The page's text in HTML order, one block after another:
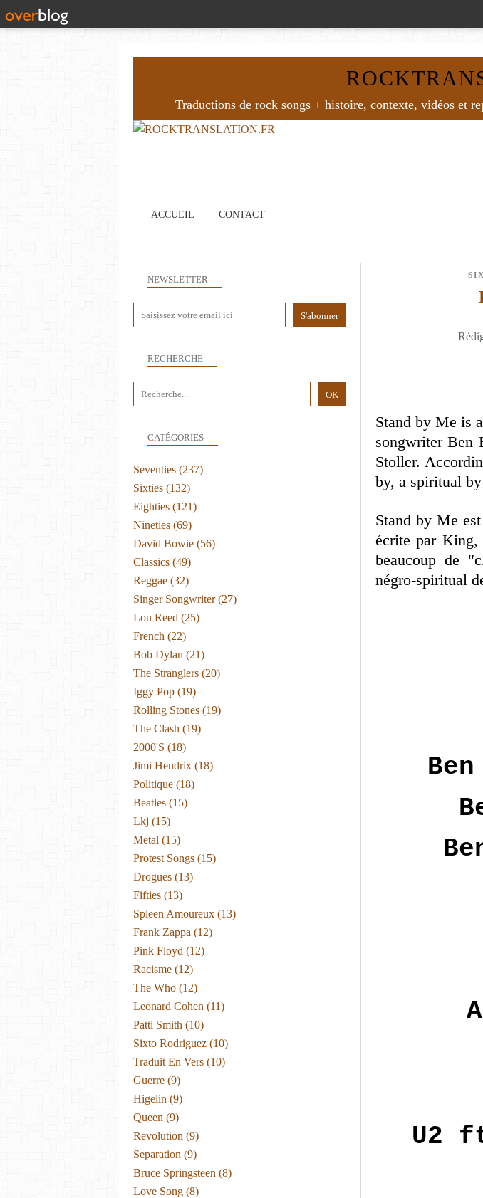
Traductions de rock songs + histoire, contexte, vidéos et
ACCUEIL CONTACT
Stand by Me is
songwriter Ben
Stoller.
by, a spiritual
Stand by Me
écrite par
beaucoup de
négro-spiritual
U2
NEWSLETTER
RECHERCHE
CATÉGORIES
Seventies (237)
Sixties (132)
Eighties (121)
Nineties (69)
David Bowie (56)
Classics (49)
Reggae (32)
Singer Songwriter(27)
Lou Reed (25)
French (22)
Bob Dylan (21)
The Stranglers (20)
Iggy Pop (19)
Rolling Stones (19)
The Clash (19)
2000's (18)
Jimi Hendrix (18)
Politique (18)
Beatles (15)
Lkj (15)
Metal (15)
Protest Songs (15)
Drogues (13)
Fifties (13)
Spleen Amoureux (13)
Frank Zappa (12)
Pink Floyd (12)
Racisme (12)
The Who (12)
Leonard Cohen (11)
Patti Smith (10)
Sixto Rodriguez (10)
Traduit En Vers (10)
Guerre (9)
Higelin (9)
Queen (9)
Revolution (9)
Separation (9)
Bruce Springsteen (8)
Love Song (8)